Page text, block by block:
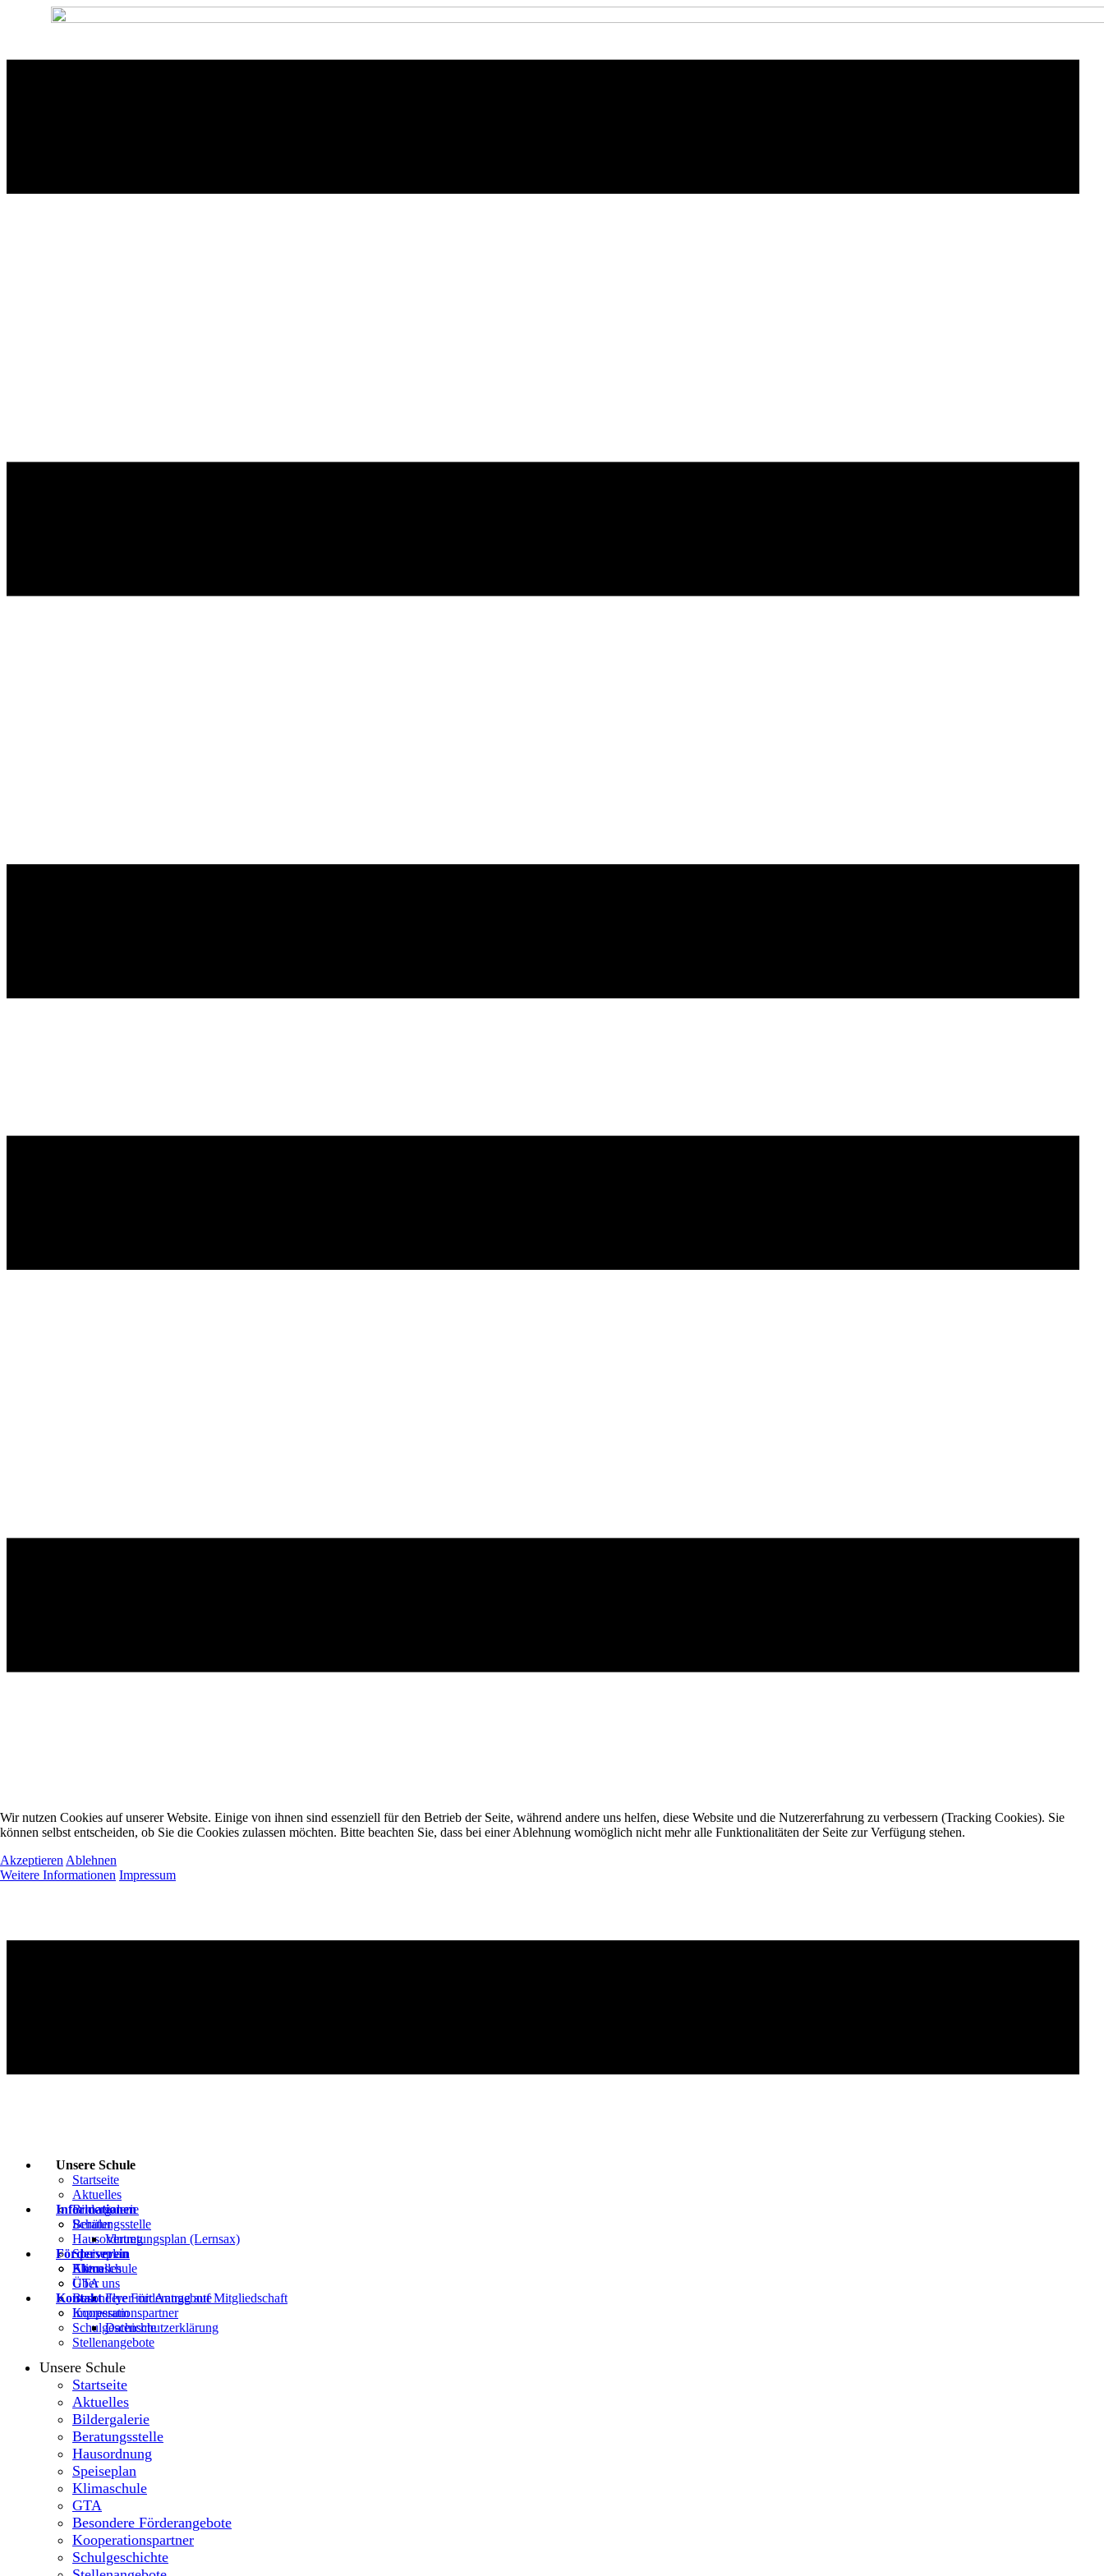
Unsere Schule
Startseite
Aktuelles
Bildergalerie
Beratungsstelle
Hausordnung
Speiseplan
Klimaschule
GTA
Besondere Förderangebote
Kooperationspartner
Schulgeschichte
Stellenangebote
Informationen
Schüler
Vertretungsplan (Lernsax)
Eltern
Förderverein
Aktuelles
Über uns
Flyer mit Antrag auf Mitgliedschaft
Kontakt
Impressum
Datenschutzerklärung
Unsere Schule
Startseite
Aktuelles
Bildergalerie
Beratungsstelle
Hausordnung
Speiseplan
Klimaschule
GTA
Besondere Förderangebote
Kooperationspartner
Schulgeschichte
Wir nutzen Cookies auf unserer Website. Einige von ihnen sind essenziell für den Betrieb der Seite, während andere uns helfen, diese Website und die Nutzererfahrung zu verbessern (Tracking Cookies). Sie
können selbst entscheiden, ob Sie die Cookies zulassen möchten. Bitte beachten Sie, dass bei einer Ablehnung womöglich nicht mehr alle Funktionalitäten der Seite zur Verfügung stehen.
Akzeptieren Ablehnen
Weitere Informationen Impressum